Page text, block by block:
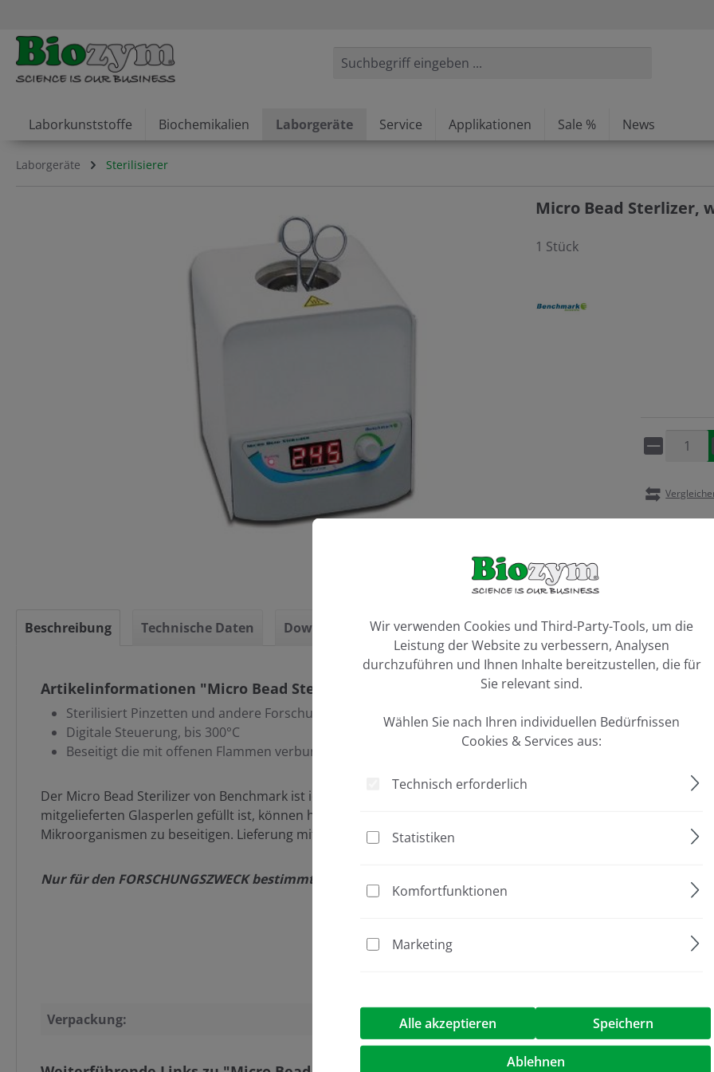
Laborkunststoffe Biochemikalien Laborgeräte Service Applikationen Sale % News
Laborgeräte Sterilisierer
Micro Bead Sterlizer,
1 Stück
Artikel
Beschreibung Technische Daten Downloads
Artikelinformationen "Micro Bead Sterlizer, with glass beads, 230 V"
Sterilisiert Pinzetten und andere Forschungsinstrumente (in der Regel in 15 Sek.)
Digitale Steuerung, bis 300°C
Beseitigt die mit offenen Flammen verbundene Gefahr
Der Micro Bead Sterilizer von Benchmark ist ideal für die Sterilisation von kleinen Forschungswerkzeugen
mitgelieferten Glasperlen gefüllt ist, können hohe Temperaturen (bis zu 300 °C) erzeugt werden, um das
Mikroorganismen zu beseitigen. Lieferung mit Perlen. Ersatzperlen separat erhältlich.
Nur für den FORSCHUNGSZWECK bestimmt. Nicht für den klinischen Gebrauch bestimmt.
Verpackung: 1 Stück
Wir verwenden Cookies und Third-Party-Tools, um die
Leistung der Website zu verbessern, Analysen
durchzuführen und Ihnen Inhalte bereitzustellen, die für
Sie relevant sind.
Wählen Sie nach Ihren individuellen Bedürfnissen
Cookies & Services aus:
Technisch erforderlich
Statistiken
Komfortfunktionen
Marketing
Alle akzeptieren Speichern
Ablehnen